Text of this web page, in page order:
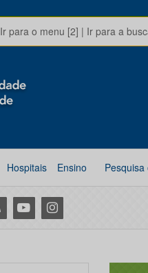
Ir para o menu [2] | Ir para a
Hospitais Ensino
YoutubeInstagram